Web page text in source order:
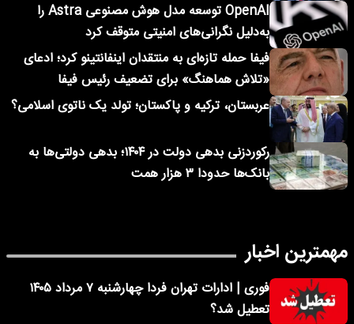
OpenAI توسعه مدل هوش مصنوعی Astra را
به‌دلیل نگرانی‌های امنیتی متوقف کرد
فیفا حمله تازه‌ای به منتقدان اینفانتینو کرد؛ ادعای
«تلاش هماهنگ» برای تضعیف رئیس فیفا
عربستان، ترکیه و پاکستان؛ تولد یک ناتوی اسلامی؟
رکوردزنی بدهی دولت در ۱۴۰۴؛ بدهی دولتی‌ها به
بانک‌ها حدودا ۳ هزار همت
مهمترین اخبار
فوری | ادارات تهران فردا چهارشنبه ۷ مرداد ۱۴۰۵
تعطیل شد؟